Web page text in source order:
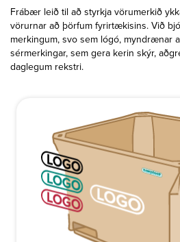
Frábær leið til að styrkja vörumerkið
vörurnar að þörfum fyrirtækisins. Við
merkingum, svo sem lógó, myndrænar
sérmerkingar, sem gera kerin skýr,
daglegum rekstri.